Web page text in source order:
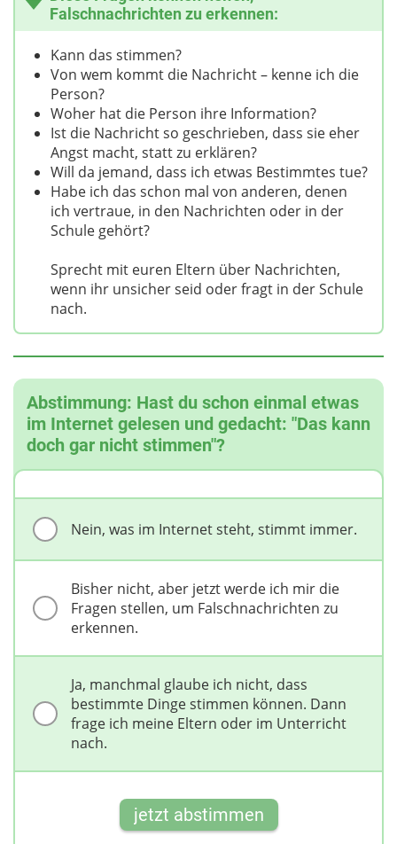
Falschnachrichten zu erkennen:
Kann das stimmen?
Von wem kommt die Nachricht – kenne ich die
Person?
Woher hat die Person ihre Information?
Ist die Nachricht so geschrieben, dass sie eher
Angst macht, statt zu erklären?
Will da jemand, dass ich etwas Bestimmtes tue?
Habe ich das schon mal von anderen, denen
ich vertraue, in den Nachrichten oder in der
Schule gehört?
Sprecht mit euren Eltern über Nachrichten,
wenn ihr unsicher seid oder fragt in der Schule
nach.
Abstimmung: Hast du schon einmal etwas
im Internet gelesen und gedacht: "Das kann
doch gar nicht stimmen"?
Nein, was im Internet steht, stimmt immer.
Bisher nicht, aber jetzt werde ich mir die
Fragen stellen, um Falschnachrichten zu
erkennen.
Ja, manchmal glaube ich nicht, dass
bestimmte Dinge stimmen können. Dann
frage ich meine Eltern oder im Unterricht
nach.
jetzt abstimmen